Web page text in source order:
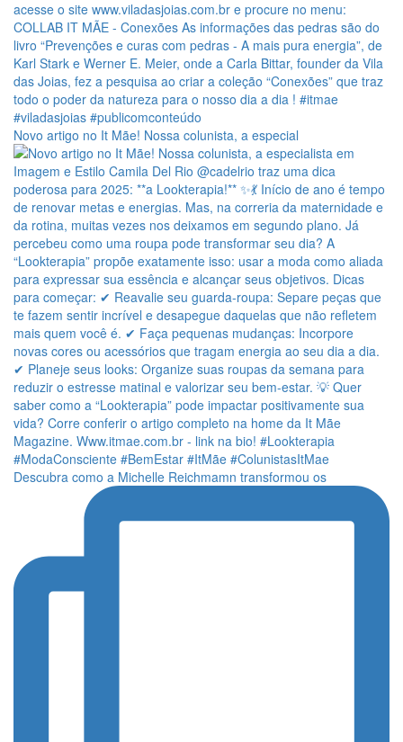
Novo artigo no It Mãe! Nossa colunista, a especial
Descubra como a Michelle Reichmamn transformou os